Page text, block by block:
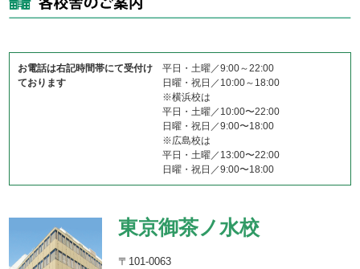
お電話は右記時間帯にて受付け
ております
平日・土曜／9:00～22:00
日曜・祝日／10:00～18:00
※横浜校は
平日・土曜／10:00〜22:00
日曜・祝日／9:00〜18:00
※広島校は
平日・土曜／13:00〜22:00
日曜・祝日／9:00〜18:00
東京御茶ノ水校
〒101-0063